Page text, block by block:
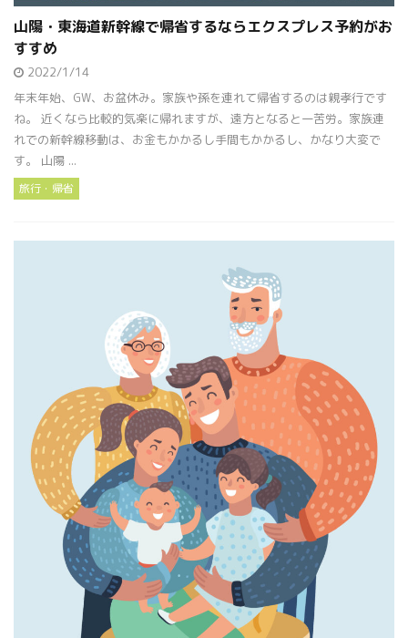
山陽・東海道新幹線で帰省するならエクスプレス予約がお
すすめ
2022/1/14
年末年始、GW、お盆休み。家族や孫を連れて帰省するのは親孝行です
ね。 近くなら比較的気楽に帰れますが、遠方となると一苦労。家族連
れでの新幹線移動は、お金もかかるし手間もかかるし、かなり大変で
す。 山陽 ...
旅行・帰省